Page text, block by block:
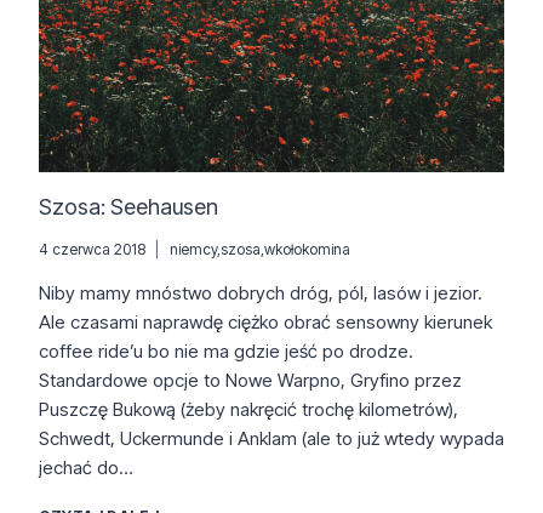
Szosa: Seehausen
4 czerwca 2018 niemcy,szosa,wkołokomina
Niby mamy mnóstwo dobrych dróg, pól, lasów i jezior.
Ale czasami naprawdę ciężko obrać sensowny kierunek
coffee ride’u bo nie ma gdzie jeść po drodze.
Standardowe opcje to Nowe Warpno, Gryfino przez
Puszczę Bukową (żeby nakręcić trochę kilometrów),
Schwedt, Uckermunde i Anklam (ale to już wtedy wypada
jechać do…